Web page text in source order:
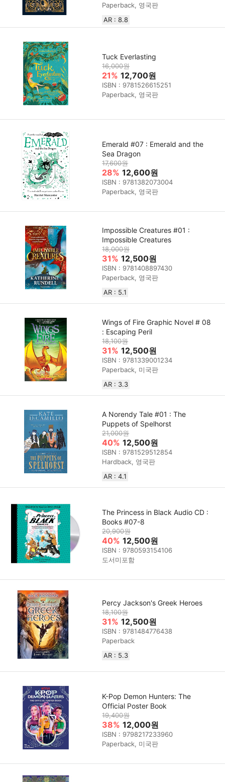
Paperback, 영국판
AR : 8.8
Tuck Everlasting
16,000원
21% 12,700원
ISBN : 9781526615251
Paperback, 영국판
Emerald #07 : Emerald and the
Sea Dragon
17,600원
28% 12,600원
ISBN : 9781382073004
Paperback, 영국판
Impossible Creatures #01 :
Impossible Creatures
18,000원
31% 12,500원
ISBN : 9781408897430
Paperback, 영국판
AR : 5.1
Wings of Fire Graphic Novel # 08
: Escaping Peril
18,100원
31% 12,500원
ISBN : 9781339001234
Paperback, 미국판
AR : 3.3
A Norendy Tale #01 : The
Puppets of Spelhorst
21,000원
40% 12,500원
ISBN : 9781529512854
Hardback, 영국판
AR : 4.1
The Princess in Black Audio CD :
Books #07-8
20,900원
40% 12,500원
ISBN : 9780593154106
도서미포함
Percy Jackson's Greek Heroes
18,100원
31% 12,500원
ISBN : 9781484776438
Paperback
AR : 5.3
K-Pop Demon Hunters: The
Official Poster Book
19,400원
38% 12,000원
ISBN : 9798217233960
Paperback, 미국판